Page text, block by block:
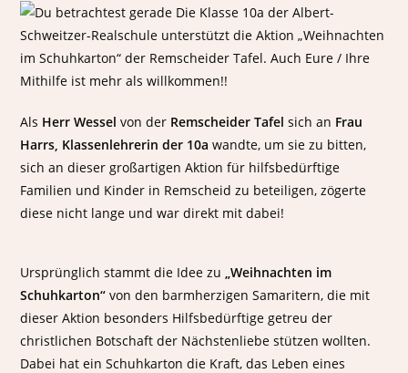
Als Herr Wessel von der Remscheider Tafel sich an Frau
Harrs, Klassenlehrerin der 10a wandte, um sie zu bitten,
sich an dieser großartigen Aktion für hilfsbedürftige
Familien und Kinder in Remscheid zu beteiligen, zögerte
diese nicht lange und war direkt mit dabei!
Ursprünglich stammt die Idee zu„Weihnachten im
Schuhkarton“ von den barmherzigen Samaritern, die mit
dieser Aktion besonders Hilfsbedürftige getreu der
christlichen Botschaft der Nächstenliebe stützen wollten.
Dabei hat ein Schuhkarton die Kraft, das Leben eines